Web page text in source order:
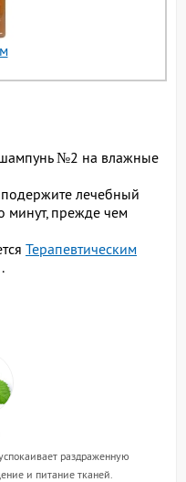
шампунь №2 на влажные
лечебный
минут, прежде чем
Терапевтическим
.
раздраженную
и питание тканей.